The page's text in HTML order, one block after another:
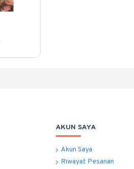
AKUN SAYA
Akun Saya
Riwayat Pesanan